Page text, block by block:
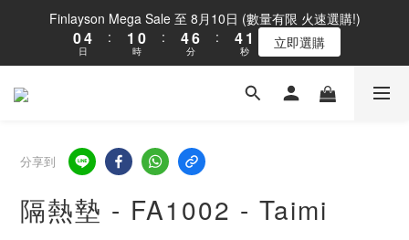
Finlayson Mega Sale 至 8月10日 (數量有限 火速選購!)
1
0
5
4
3
日
:
2
1
0
1
0
時
:
5
4
3
7
6
5
0
分
:
5
4
3
2
1
0
秒 立即選購
分享到
隔熱墊 - FA1002 - Taimi